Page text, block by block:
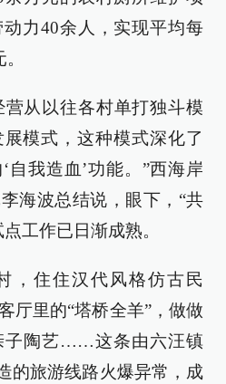
力40余人，实现平均每
营从以往各村单打独斗模
模式，这种模式深化了
自我造血’功能。”西海岸
海波总结说，眼下，“共
工作已日渐成熟。
，住住汉代风格仿古民
厅里的“塔桥全羊”，做做
子陶艺……这条由六汪镇
的旅游线路火爆异常，成